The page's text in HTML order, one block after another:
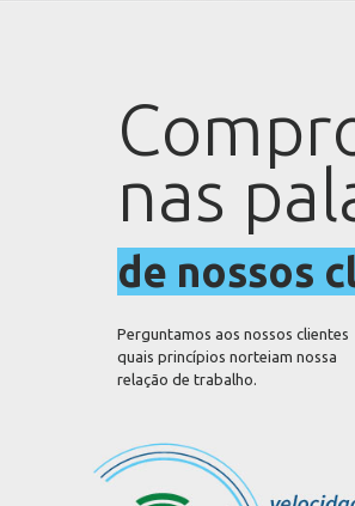
nas
de nossos
Perguntamos aos nossos clientes
nas
de nossos
Perguntamos aos nossos clientes
quais princípios norteiam nossa
relação de trabalho.